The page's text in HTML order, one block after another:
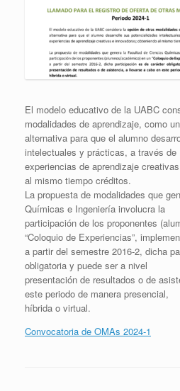
El modelo educativo de la UABC
modalidades de aprendizaje, como
alternativa para que el alumno
intelectuales y prácticas, a través de
experiencias de aprendizaje
al mismo tiempo créditos.
La propuesta de modalidades que
Químicas e Ingeniería involucra la
participación de los proponentes
“Coloquio de Experiencias”,
a partir del semestre 2016-2, dicha
obligatoria y puede ser a nivel
presentación de resultados o de
este periodo de manera presencial,
híbrida o virtual.
Convocatoria de OMAs 2024-1